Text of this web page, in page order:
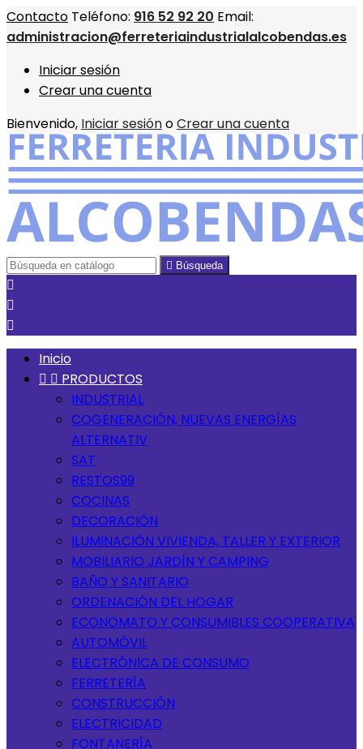
Contacto Teléfono: 916 52 92 20 Email:
administracion@ferreteriaindustrialalcobendas.es
Iniciar sesión
Crear una cuenta
Bienvenido, Iniciar sesiónoCrear una cuenta
 Búsqueda



Inicio
  PRODUCTOS
INDUSTRIAL
COGENERACIÓN, NUEVAS ENERGÍAS
ALTERNATIV
SAT
RESTOS99
COCINAS
DECORACIÓN
ILUMINACIÓN VIVIENDA, TALLER Y EXTERIOR
MOBILIARIO JARDÍN Y CAMPING
BAÑO Y SANITARIO
ORDENACIÓN DEL HOGAR
ECONOMATO Y CONSUMIBLES COOPERATIVA
AUTOMÓVIL
ELECTRÓNICA DE CONSUMO
FERRETERÍA
CONSTRUCCIÓN
ELECTRICIDAD
FONTANERÍA